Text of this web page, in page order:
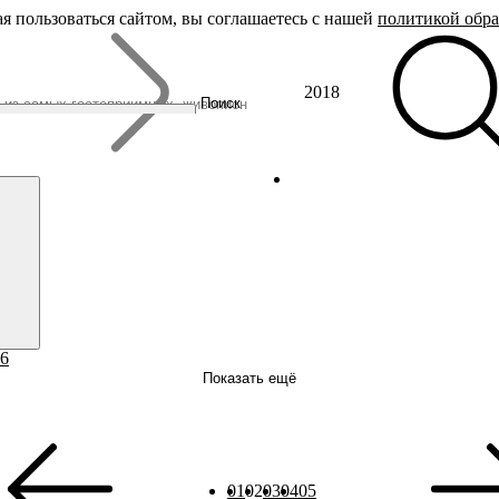
Поиск
Бренды
Родина Снегурочки
Династия Романовых
Ювелирная столица
Гусиная столица
2018
0102030405
Показать ещё
сайтом, вы соглашаетесь с нашей политикой